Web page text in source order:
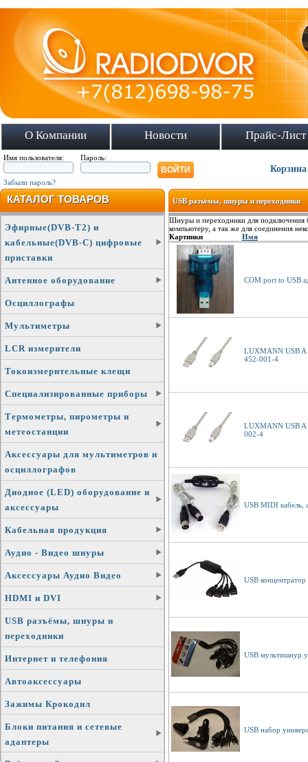
О Компании Новости Прайс-Лист
Имя пользователя: Пароль:
Забыли пароль?
Корзина
КАТАЛОГ ТОВАРОВ
Эфирные(DVB-T2) и
кабельные(DVB-C) цифровые
приставки
Антенное оборудование
Осциллографы
Мультиметры
LCR измерители
Токоизмерительные клещи
Специализированные приборы
Термометры, пирометры и
метеостанции
Аксессуары для мультиметров и
осциллографов
Диодное (LED) оборудование и
аксессуары
Кабельная продукция
Аудио - Видео шнуры
Аксессуары Аудио Видео
HDMI и DVI
USB разъёмы, шнуры и
переходники
Интернет и телефония
Автоаксессуары
Зажимы Крокодил
Блоки питания и сетевые
адаптеры
USB разъёмы, шнуры и переходники
Шнуры и переходники для подключения
компьютеру, а так же для соединения
Картинки
Имя
COM port to USB
LUXMANN USB A
452-001-4
LUXMANN USB A
002-4
USB MIDI кабель,
USB
USB мультишнур
USB набор